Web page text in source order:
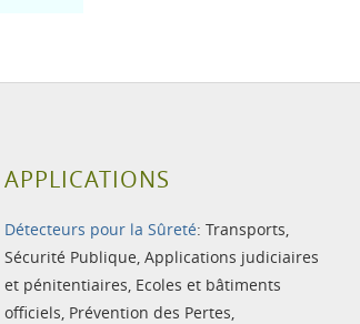
APPLICATIONS
Détecteurs pour la Sûreté: Transports,
Sécurité Publique, Applications judiciaires
et pénitentiaires, Ecoles et bâtiments
officiels, Prévention des Pertes,